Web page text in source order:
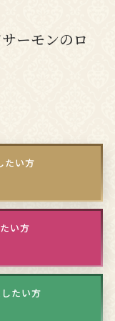
ーモンのロ
たい方
い方
たい方